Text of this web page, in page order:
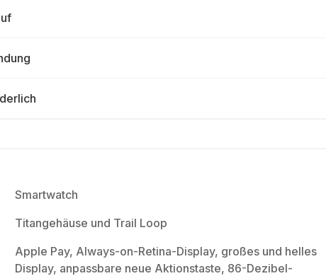
Smartwatch
Titangehäuse und Trail Loop
Apple Pay, Always-on-Retina-Display, großes und helles
Display, anpassbare neue Aktionstaste, 86-Dezibel-